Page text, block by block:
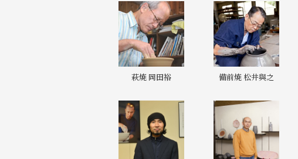
萩焼 岡田裕 備前焼 松井與之